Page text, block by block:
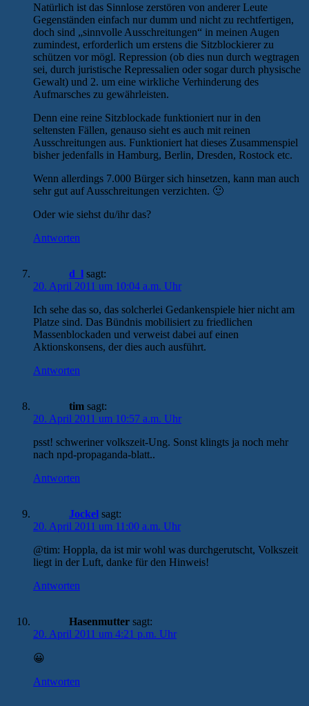
Natürlich ist das Sinnlose zerstören von anderer Leute
Gegenständen einfach nur dumm und nicht zu rechtfertigen,
doch sind „sinnvolle Ausschreitungen“ in meinen Augen
zumindest, erforderlich um erstens die Sitzblockierer zu
schützen vor mögl. Repression (ob dies nun durch wegtragen
sei, durch juristische Repressalien oder sogar durch physische
Gewalt) und 2. um eine wirkliche Verhinderung des
Aufmarsches zu gewährleisten.
Denn eine reine Sitzblockade funktioniert nur in den
seltensten Fällen, genauso sieht es auch mit reinen
Ausschreitungen aus. Funktioniert hat dieses Zusammenspiel
bisher jedenfalls in Hamburg, Berlin, Dresden, Rostock etc.
Wenn allerdings 7.000 Bürger sich hinsetzen, kann man auch
sehr gut auf Ausschreitungen verzichten. 🙂
Oder wie siehst du/ihr das?
Antworten
d_l sagt:
20. April 2011 um 10:04 a.m. Uhr
Ich sehe das so, das solcherlei Gedankenspiele hier nicht am
Platze sind. Das Bündnis mobilisiert zu friedlichen
Massenblockaden und verweist dabei auf einen
Aktionskonsens, der dies auch ausführt.
Antworten
tim sagt:
20. April 2011 um 10:57 a.m. Uhr
psst! schweriner volkszeit-Ung. Sonst klingts ja noch mehr
nach npd-propaganda-blatt..
Antworten
Jockel sagt:
20. April 2011 um 11:00 a.m. Uhr
@tim: Hoppla, da ist mir wohl was durchgerutscht, Volkszeit
liegt in der Luft, danke für den Hinweis!
Antworten
Hasenmutter sagt:
20. April 2011 um 4:21 p.m. Uhr
😀
Antworten